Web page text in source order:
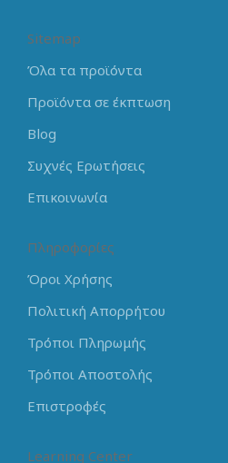
Sitemap
Όλα τα προϊόντα
Προϊόντα σε έκπτωση
Blog
Συχνές Ερωτήσεις
Επικοινωνία
Πληροφορίες
Όροι Χρήσης
Πολιτική Απορρήτου
Τρόποι Πληρωμής
Τρόποι Αποστολής
Επιστροφές
Learning Center